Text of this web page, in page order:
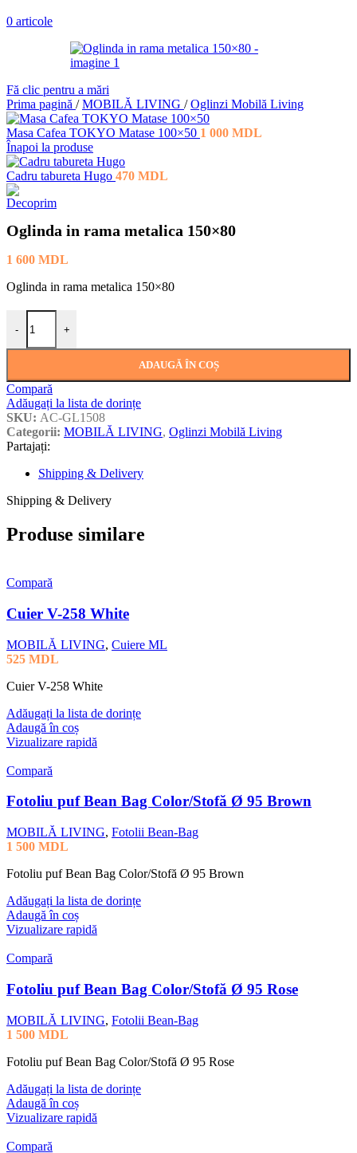
0 articole
Fă clic pentru a mări
Prima pagină / MOBILĂ LIVING / Oglinzi Mobilă Living
Masa Cafea TOKYO Matase 100×50 1 000 MDL
Înapoi la produse
Cadru tabureta Hugo 470 MDL
Oglinda in rama metalica 150×80
1 600 MDL
Oglinda in rama metalica 150×80
-
Cantitate Oglinda in rama metalica 150×80
+
ADAUGĂ ÎN COȘ
Compară
Adăugați la lista de dorințe
SKU: AC-GL1508
Categorii: MOBILĂ LIVING, Oglinzi Mobilă Living
Partajați:
Shipping & Delivery
Shipping & Delivery
Produse similare
Compară
Cuier V-258 White
MOBILĂ LIVING, Cuiere ML
525 MDL
Cuier V-258 White
Adăugați la lista de dorințe
Adaugă în coș
Vizualizare rapidă
Compară
Fotoliu puf Bean Bag Color/Stofă Ø 95 Brown
MOBILĂ LIVING, Fotolii Bean-Bag
1 500 MDL
Fotoliu puf Bean Bag Color/Stofă Ø 95 Brown
Adăugați la lista de dorințe
Adaugă în coș
Vizualizare rapidă
Compară
Fotoliu puf Bean Bag Color/Stofă Ø 95 Rose
MOBILĂ LIVING, Fotolii Bean-Bag
1 500 MDL
Fotoliu puf Bean Bag Color/Stofă Ø 95 Rose
Adăugați la lista de dorințe
Adaugă în coș
Vizualizare rapidă
Compară